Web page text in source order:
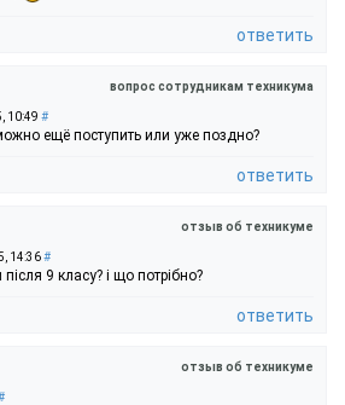
ответить
вопрос сотрудникам техникума
10:49 #
ещё поступить или уже поздно?
ответить
отзыв об техникуме
14:36#
9 класу? і що потрібно?
ответить
отзыв об техникуме